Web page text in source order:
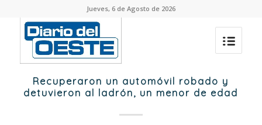
Jueves, 6 de Agosto de 2026
Recuperaron un automóvil robado y
detuvieron al ladrón, un menor de edad